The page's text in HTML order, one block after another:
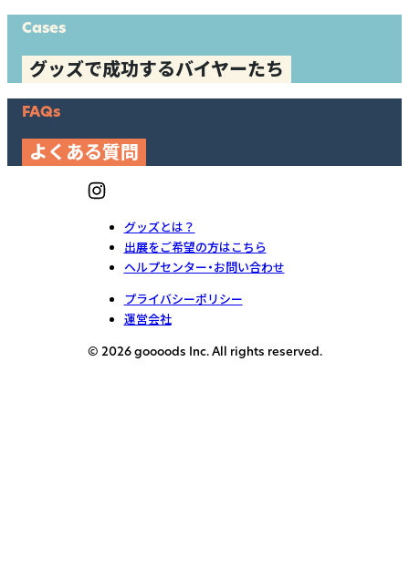
Cases
グッズで成功するバイヤーたち
FAQs
よくある質問
グッズとは？
出展をご希望の方はこちら
ヘルプセンター・お問い合わせ
プライバシーポリシー
運営会社
© 2026 goooods Inc. All rights reserved.